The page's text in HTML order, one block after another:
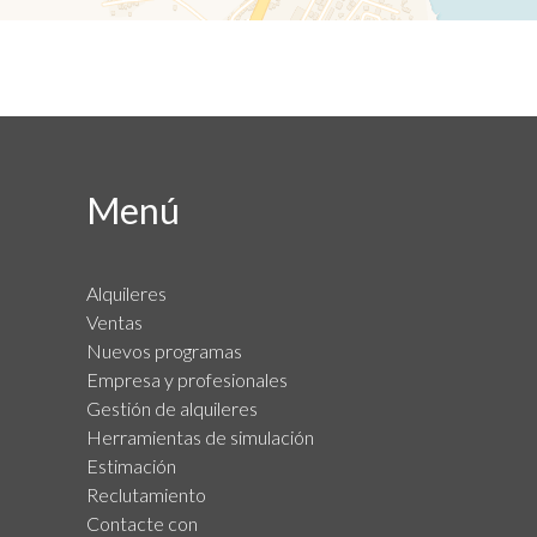
Menú
Alquileres
Ventas
Nuevos programas
Empresa y profesionales
Gestión de alquileres
Herramientas de simulación
Estimación
Reclutamiento
Contacte con